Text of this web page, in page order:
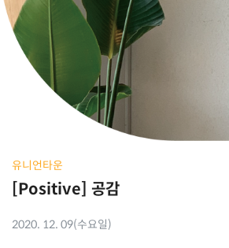
유니언타운
[Positive] 공감
2020. 12. 09(수요일)